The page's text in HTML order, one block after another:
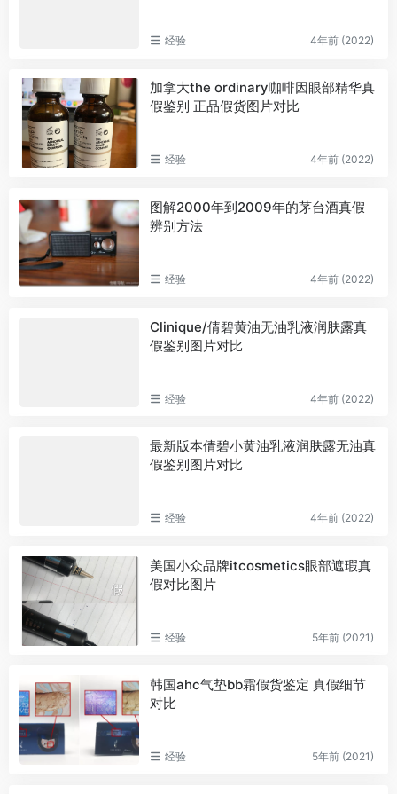
经验 4年前 (2022)
加拿大the ordinary咖啡因眼部精华真
假鉴别 正品假货图片对比
经验 4年前 (2022)
图解2000年到2009年的茅台酒真假
辨别方法
经验 4年前 (2022)
Clinique/倩碧黄油无油乳液润肤露真
假鉴别图片对比
经验 4年前 (2022)
最新版本倩碧小黄油乳液润肤露无油真
假鉴别图片对比
经验 4年前 (2022)
美国小众品牌itcosmetics眼部遮瑕真
假对比图片
经验 5年前 (2021)
韩国ahc气垫bb霜假货鉴定 真假细节
对比
经验 5年前 (2021)